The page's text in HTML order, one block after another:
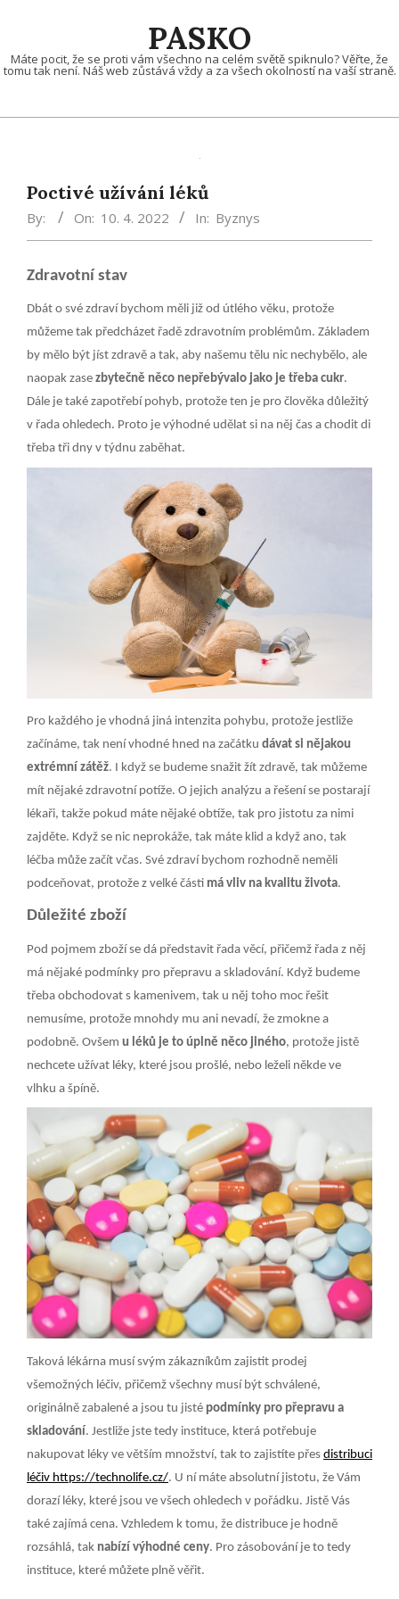
content
PASKO
Máte pocit, že se proti vám všechno na celém světě spiknulo? Věřte, že
tomu tak není. Náš web zůstává vždy a za všech okolností na vaší straně.
Poctivé užívání léků
By: On: 10. 4. 2022 In: Byznys
Zdravotní stav
Dbát o své zdraví bychom měli již od útlého věku, protože
můžeme tak předcházet řadě zdravotním problémům. Základem
by mělo být jíst zdravě a tak, aby našemu tělu nic nechybělo, ale
naopak zase zbytečně něco nepřebývalo jako je třeba cukr.
Dále je také zapotřebí pohyb, protože ten je pro člověka důležitý
v řada ohledech. Proto je výhodné udělat si na něj čas a chodit di
třeba tři dny v týdnu zaběhat.
Pro každého je vhodná jiná intenzita pohybu, protože jestliže
začínáme, tak není vhodné hned na začátku dávat si nějakou
extrémní zátěž. I když se budeme snažit žít zdravě, tak můžeme
mít nějaké zdravotní potíže. O jejich analýzu a řešení se postarají
lékaři, takže pokud máte nějaké obtíže, tak pro jistotu za nimi
zajděte. Když se nic neprokáže, tak máte klid a když ano, tak
léčba může začít včas. Své zdraví bychom rozhodně neměli
podceňovat, protože z velké části má vliv na kvalitu života.
Důležité zboží
Pod pojmem zboží se dá představit řada věcí, přičemž řada z něj
má nějaké podmínky pro přepravu a skladování. Když budeme
třeba obchodovat s kamenivem, tak u něj toho moc řešit
nemusíme, protože mnohdy mu ani nevadí, že zmokne a
podobně. Ovšem u léků je to úplně něco jiného, protože jistě
nechcete užívat léky, které jsou prošlé, nebo leželi někde ve
vlhku a špíně.
Taková lékárna musí svým zákazníkům zajistit prodej
všemožných léčiv, přičemž všechny musí být schválené,
originálně zabalené a jsou tu jisté podmínky pro přepravu a
skladování. Jestliže jste tedy instituce, která potřebuje
nakupovat léky ve větším množství, tak to zajistíte přes distribuci
léčiv https://technolife.cz/. U ní máte absolutní jistotu, že Vám
dorazí léky, které jsou ve všech ohledech v pořádku. Jistě Vás
také zajímá cena. Vzhledem k tomu, že distribuce je hodně
rozsáhlá, tak nabízí výhodné ceny. Pro zásobování je to tedy
instituce, které můžete plně věřit.